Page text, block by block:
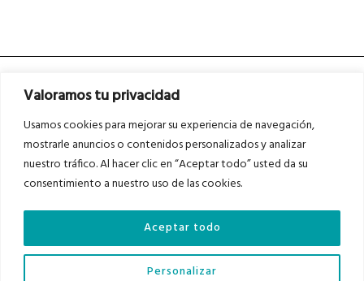
Valoramos tu privacidad
Usamos cookies para mejorar su experiencia de navegación,
mostrarle anuncios o contenidos personalizados y analizar
nuestro tráfico. Al hacer clic en “Aceptar todo” usted da su
consentimiento a nuestro uso de las cookies.
Personalizar
Aceptar todo
Asociados a
Auditados por